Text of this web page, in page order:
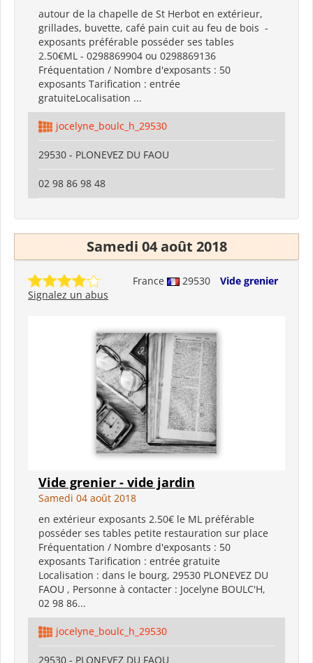
autour de la chapelle de St Herbot en extérieur,
grillades, buvette, café pain cuit au feu de bois -
exposants préférable posséder ses tables
2.50€ML - 0298869904 ou 0298869136
Fréquentation / Nombre d'exposants : 50
exposants Tarification : entrée
gratuiteLocalisation ...
jocelyne_boulc_h_29530
29530 - PLONEVEZ DU FAOU
02 98 86 98 48
Samedi 04 août 2018
France 29530
Vide grenier
Signalez un abus
Vide grenier - vide jardin
Samedi 04 août 2018
en extérieur exposants 2.50€ le ML préférable
posséder ses tables petite restauration sur place
Fréquentation / Nombre d'exposants : 50
exposants Tarification : entrée gratuite
Localisation : dans le bourg, 29530 PLONEVEZ DU
FAOU , Personne à contacter : Jocelyne BOULC'H,
02 98 86...
jocelyne_boulc_h_29530
29530 - PLONEVEZ DU FAOU